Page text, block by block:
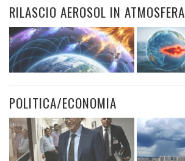
RILASCIO AEROSOL IN ATMOSFERA
POLITICA/ECONOMIA